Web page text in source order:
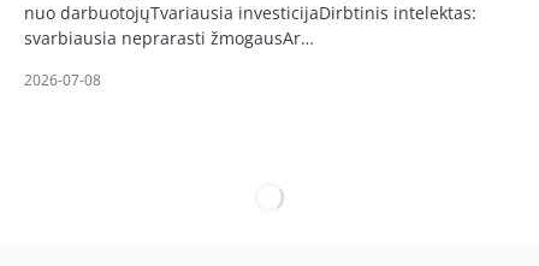
nuo darbuotojųTvariausia investicijaDirbtinis intelektas:
svarbiausia neprarasti žmogausAr…
2026-07-08